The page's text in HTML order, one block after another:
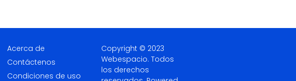
Acerca de
Contáctenos
Condiciones de uso
Copyright © 2023
Webespacio. Todos
los derechos